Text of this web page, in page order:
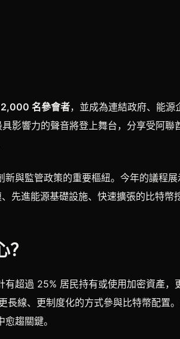
名參會者，並成為連結政府、能源
影響力的聲音將登上舞台，分享受阿聯
與監管政策的重要樞紐。今年的議程
進能源基礎設施、快速擴張的比特幣
超過 25% 居民持有或使用加密資產，
線、更制度化的方式參與比特幣配置
趨關鍵。